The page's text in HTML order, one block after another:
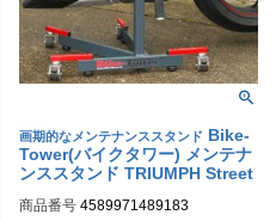
画期的なメンテナンススタンド Bike-
Tower(バイクタワー) メンテナ
ンススタンド TRIUMPH Street
商品番号 4589971489183